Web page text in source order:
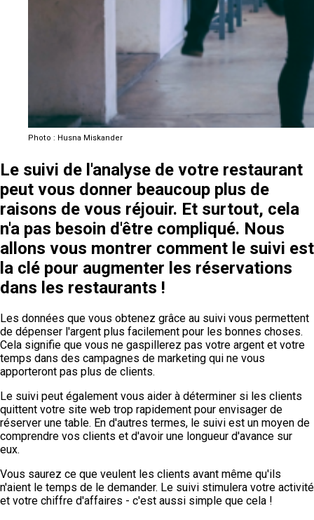
Photo : Husna Miskander
Le suivi de l'analyse de votre restaurant
peut vous donner beaucoup plus de
raisons de vous réjouir. Et surtout, cela
n'a pas besoin d'être compliqué. Nous
allons vous montrer comment le suivi est
la clé pour augmenter les réservations
dans les restaurants !
Les données que vous obtenez grâce au suivi vous permettent
de dépenser l'argent plus facilement pour les bonnes choses.
Cela signifie que vous ne gaspillerez pas votre argent et votre
temps dans des campagnes de marketing qui ne vous
apporteront pas plus de clients.
Le suivi peut également vous aider à déterminer si les clients
quittent votre site web trop rapidement pour envisager de
réserver une table. En d'autres termes, le suivi est un moyen de
comprendre vos clients et d'avoir une longueur d'avance sur
eux.
Vous saurez ce que veulent les clients avant même qu'ils
n'aient le temps de le demander. Le suivi stimulera votre activité
et votre chiffre d'affaires - c'est aussi simple que cela !